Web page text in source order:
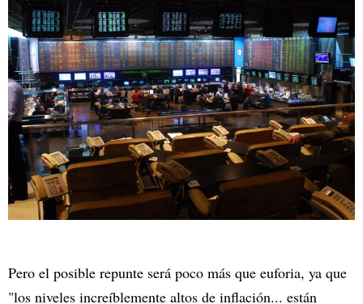
Pero el posible repunte será poco más que euforia, ya que
"los niveles increíblemente altos de inflación... están